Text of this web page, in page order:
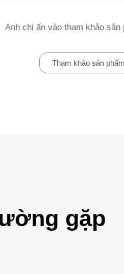
Anh chị ấn vào tham khảo sản
Tham khảo sản phẩm
gặp